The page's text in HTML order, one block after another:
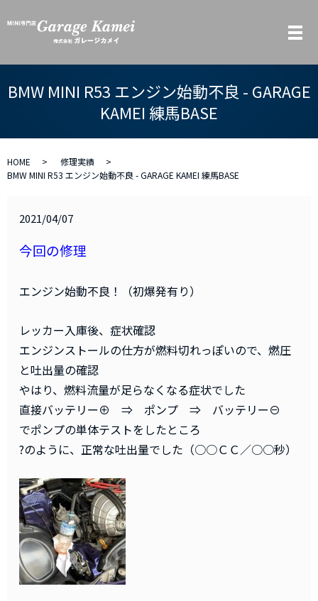
メ
BMW MINI R53 エンジン始動不良 - GARAGE
KAMEI 練馬BASE
HOME
修理実績
BMW MINI R53 エンジン始動不良 - GARAGE KAMEI 練馬BASE
2021/04/07
今回の修理
エンジン始動不良！（初爆発有り）
レッカー入庫後、症状確認
エンジンストールの仕方が燃料切れっぽいので、燃圧
と吐出量の確認
やはり、燃料流量が足らなくなる症状でした
直接バッテリー⊕ ⇒ ポンプ ⇒ バッテリー⊖
でポンプの単体テストをしたところ
?のように、正常な吐出量でした（○○ＣＣ／○○秒）